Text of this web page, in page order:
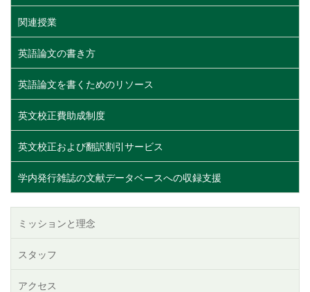
関連授業
英語論文の書き方
英語論文を書くためのリソース
英文校正費助成制度
英文校正および翻訳割引サービス
学内発行雑誌の文献データベースへの収録支援
ミッションと理念
スタッフ
アクセス